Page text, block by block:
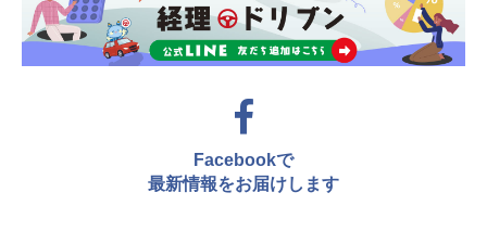
Facebookで
最新情報をお届けします